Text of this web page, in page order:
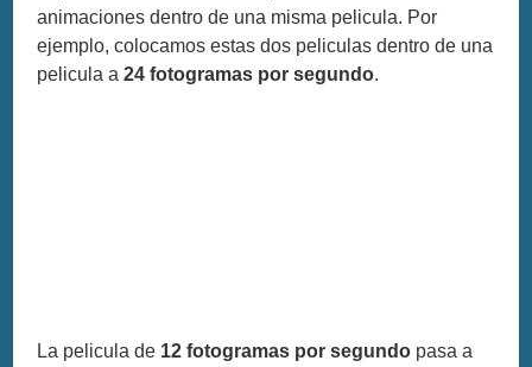
animaciones dentro de una misma pelicula. Por
ejemplo, colocamos estas dos peliculas dentro de una
pelicula a24 fotogramas por segundo.
La pelicula de 12 fotogramas por segundo pasa a